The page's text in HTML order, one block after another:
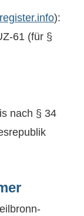
):
61 (für §
nach § 34